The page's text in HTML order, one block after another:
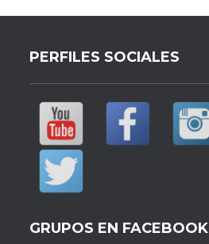
PERFILES SOCIALES
GRUPOS EN FACEBOOK